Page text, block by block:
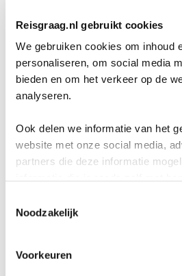
Reisgraag.nl gebruikt cookies
We gebruiken cookies om inhoud
personaliseren, om social media
bieden en om het verkeer op de
analyseren.
Ook delen we informatie van het
website met onze social media,
partners die deze informatie
Noodzakelijk
Voorkeuren
9,8 in 569 reviews
Aan het einde van de
Heldenplein. Op dit plein